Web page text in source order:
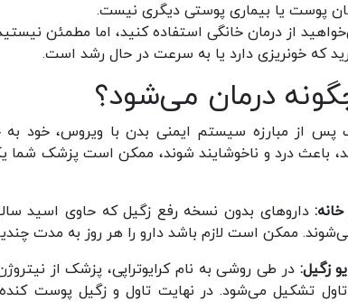
پوست یا بیماری پوستی دیگری نیست.
از درمان خانگی استفاده کنید، اما مطمئن
که خونریزی دارد یا به سرعت در حال رشد است.
درمان می‌شود؟
پس از مبارزه سیستم ایمنی بدن با ویروس، خود به
باعث درد و ناخوشایند شوند، ممکن است پزشک شما
داروهای بدون نسخه رفع زگیل که حاوی اسید
ممکن است لازم باشد دارو را هر روز به مدت
زگیل: در طی روشی به نام کرایوتراپی، پزشک از
تاول تشکیل می‌شود. در نهایت تاول و زگیل پوست